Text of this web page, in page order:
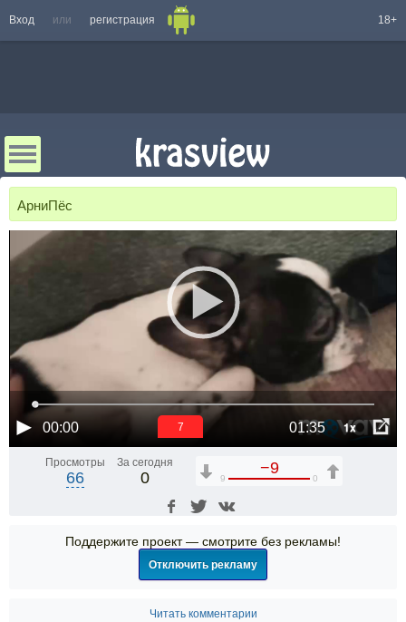
Вход или регистрация 18+
АрниПёс
00:00 01:35 1x
6
Просмотры
66
За сегодня
0
−9
9 0
Поддержите проект — смотрите без рекламы!
Отключить рекламу
Читать комментарии